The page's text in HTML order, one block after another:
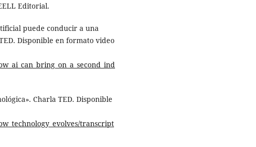
Editorial.
puede conducir a una
Disponible en formato video
Charla TED. Disponible
transcript